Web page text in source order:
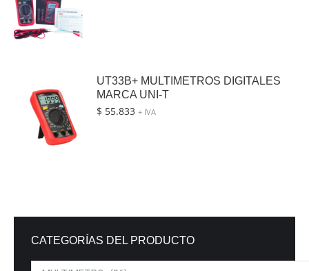
UT33B+ MULTIMETROS DIGITALES
MARCA UNI-T
$ 55.833 + IVA
CATEGORÍAS DEL PRODUCTO